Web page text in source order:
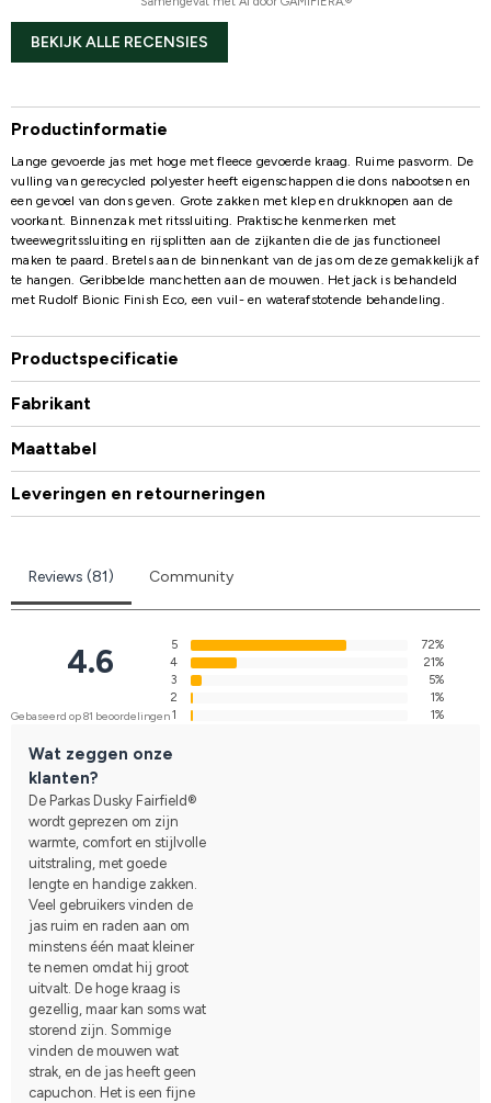
BEKIJK ALLE RECENSIES
Productinformatie
Lange gevoerde jas met hoge met fleece gevoerde kraag. Ruime pasvorm. De
vulling van gerecycled polyester heeft eigenschappen die dons nabootsen en
een gevoel van dons geven. Grote zakken met klep en drukknopen aan de
voorkant. Binnenzak met ritssluiting. Praktische kenmerken met
tweewegritssluiting en rijsplitten aan de zijkanten die de jas functioneel
maken te paard. Bretels aan de binnenkant van de jas om deze gemakkelijk af
te hangen. Geribbelde manchetten aan de mouwen. Het jack is behandeld
met Rudolf Bionic Finish Eco, een vuil- en waterafstotende behandeling.
Productspecificatie
Fabrikant
Maattabel
Leveringen en retourneringen
Reviews (81) Community
4.6
Gebaseerd op 81 beoordelingen
5
72%
4
21%
3
5%
2
1%
1
1%
Wat zeggen onze
klanten?
De Parkas Dusky Fairfield®
wordt geprezen om zijn
warmte, comfort en stijlvolle
uitstraling, met goede
lengte en handige zakken.
Veel gebruikers vinden de
jas ruim en raden aan om
minstens één maat kleiner
te nemen omdat hij groot
uitvalt. De hoge kraag is
gezellig, maar kan soms wat
storend zijn. Sommige
vinden de mouwen wat
strak, en de jas heeft geen
capuchon. Het is een fijne